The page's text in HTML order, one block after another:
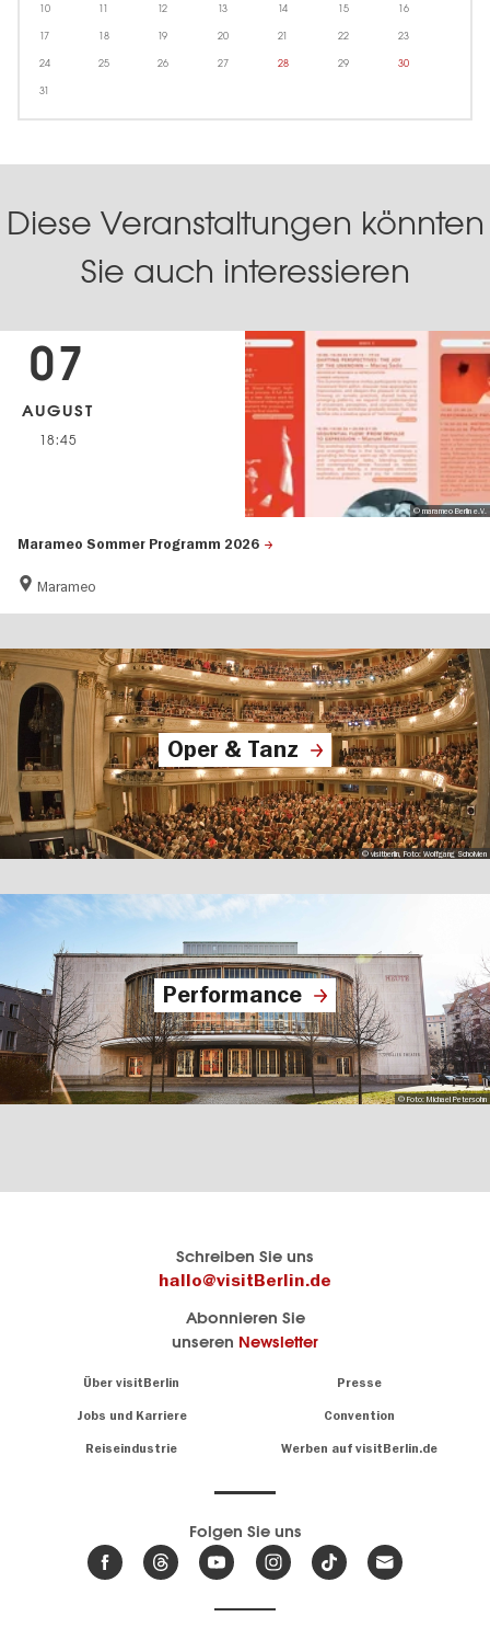
10 11 12 13 14 15 16
17 18 19 20 21 22 23
24 25 26 27 28 29 30
31
Diese Veranstaltungen könnten
Sie auch interessieren
Marameo Sommer Programm 2026
Marameo
07
AUGUST
18:45
© marameo Berlin e.V.
Oper & Tanz
© visitberlin, Foto: Wolfgang Scholvien
Performance
© Foto: Michael Petersohn
Schreiben Sie uns
hallo@visitBerlin.de
Abonnieren Sie
unseren Newsletter
Über visitBerlin Presse
Jobs und Karriere Convention
Reiseindustrie Werben auf visitBerlin.de
sind
für Sie da.
Tickets
Wir haben den
Insidertipps
Folgen Sie uns